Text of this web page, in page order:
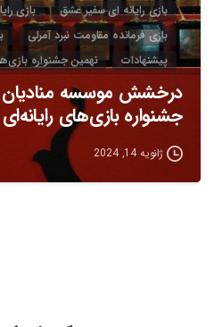
بازی رایانه ای سفیر عشق
بازی
بازی فرمانده مقاومت نبرد آمرلی
پیشنهادات
نهمین جشنواره
درخشش موسسه منادیان
جشنواره بازی‌های
ژانویه 14, 2024